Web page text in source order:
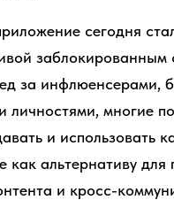
сегодня
заблокированным
за инфлюенсерами,
личностями, многие
и использовать
как альтернативу для
и кросс-